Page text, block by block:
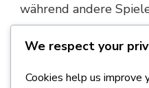
während andere
zulassen.
herausfordernderen
Mindestalter von
We respect your
Cookies help us improve